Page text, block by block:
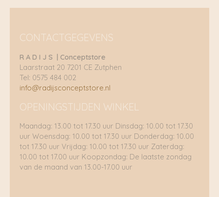
CONTACTGEGEVENS
R A D I J S | Conceptstore
Laarstraat 20 7201 CE Zutphen
Tel: 0575 484 002
info@radijsconceptstore.nl
OPENINGSTIJDEN WINKEL
Maandag: 13.00 tot 17.30 uur Dinsdag: 10.00 tot 17.30
uur Woensdag: 10.00 tot 17.30 uur Donderdag: 10.00
tot 17.30 uur Vrijdag: 10.00 tot 17.30 uur Zaterdag:
10.00 tot 17.00 uur Koopzondag: De laatste zondag
van de maand van 13.00-17.00 uur